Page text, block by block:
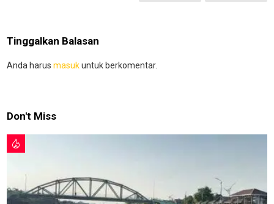
Tinggalkan Balasan
Anda harus masukuntuk berkomentar.
Don't Miss